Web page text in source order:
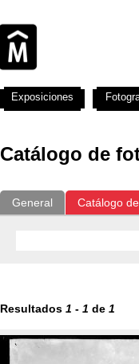
Catálogo de
General Catálogo
Resultados 1 - 1 de 1
Exposiciones